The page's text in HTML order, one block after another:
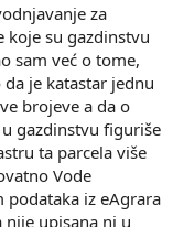
za
koje su gazdinstvu
sam već o tome,
je katastar jednu
brojeve a da o
gazdinstvu figuriše
ta parcela više
Vode
podataka iz eAgrara
nije upisana ni u